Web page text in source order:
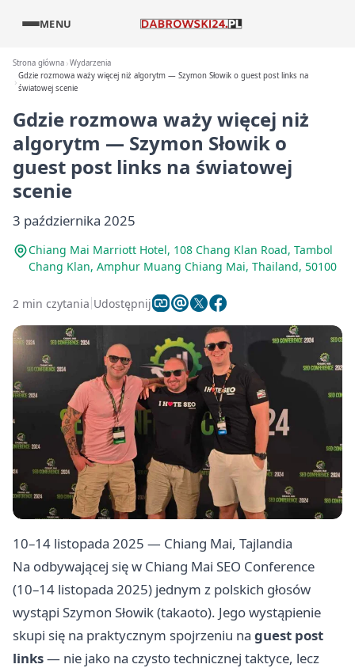
MENU
Strona główna Wydarzenia
Gdzie rozmowa waży więcej niż algorytm — Szymon Słowik o guest post links na
światowej scenie
Gdzie rozmowa waży więcej niż
algorytm — Szymon Słowik o
guest post links na światowej
scenie
3 października 2025
Chiang Mai Marriott Hotel, 108 Chang Klan Road, Tambol
Chang Klan, Amphur Muang Chiang Mai, Thailand, 50100
2 min czytania Udostępnij
10–14 listopada 2025 — Chiang Mai, Tajlandia
Na odbywającej się w Chiang Mai SEO Conference
(10–14 listopada 2025) jednym z polskich głosów
wystąpi Szymon Słowik (takaoto). Jego wystąpienie
skupi się na praktycznym spojrzeniu na guest post
links— nie jako na czysto technicznej taktyce, lecz